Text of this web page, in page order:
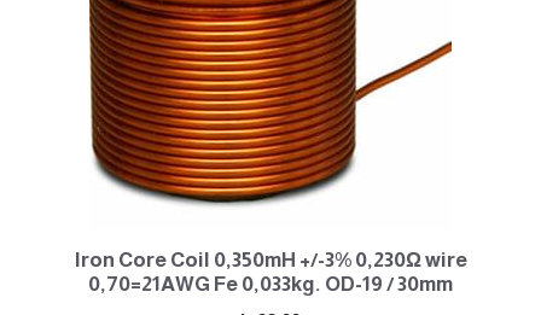
Iron Core Coil 0,350mH +/-3% 0,230Ω wire
0,70=21AWG Fe 0,033kg. OD-19 / 30mm